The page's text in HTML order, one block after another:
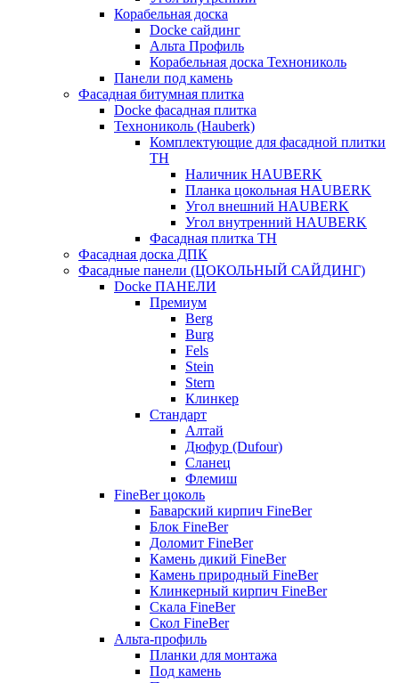
Корабельная доска
Docke сайдинг
Альта Профиль
Корабельная доска Технониколь
Панели под камень
Фасадная битумная плитка
Docke фасадная плитка
Технониколь (Hauberk)
Комплектующие для фасадной плитки
ТН
Наличник HAUBERK
Планка цокольная HAUBERK
Угол внешний HAUBERK
Угол внутренний HAUBERK
Фасадная плитка ТН
Фасадная доска ДПК
Фасадные панели (ЦОКОЛЬНЫЙ САЙДИНГ)
Docke ПАНЕЛИ
Премиум
Berg
Burg
Fels
Stein
Stern
Клинкер
Стандарт
Алтай
Дюфур (Dufour)
Сланец
Флемиш
FineBer цоколь
Баварский кирпич FineBer
Блок FineBer
Доломит FineBer
Камень дикий FineBer
Камень природный FineBer
Клинкерный кирпич FineBer
Скала FineBer
Скол FineBer
Альта-профиль
Планки для монтажа
Под камень